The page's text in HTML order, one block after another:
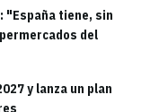
"España tiene, sin
del
y lanza un plan